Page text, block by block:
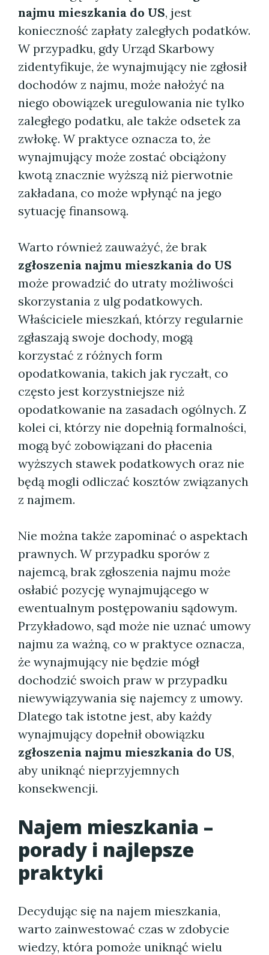
najmu mieszkania do US, jest
konieczność zapłaty zaległych podatków.
W przypadku, gdy Urząd Skarbowy
zidentyfikuje, że wynajmujący nie zgłosił
dochodów z najmu, może nałożyć na
niego obowiązek uregulowania nie tylko
zaległego podatku, ale także odsetek za
zwłokę. W praktyce oznacza to, że
wynajmujący może zostać obciążony
kwotą znacznie wyższą niż pierwotnie
zakładana, co może wpłynąć na jego
sytuację finansową.
Warto również zauważyć, że brak
zgłoszenia najmu mieszkania do US
może prowadzić do utraty możliwości
skorzystania z ulg podatkowych.
Właściciele mieszkań, którzy regularnie
zgłaszają swoje dochody, mogą
korzystać z różnych form
opodatkowania, takich jak ryczałt, co
często jest korzystniejsze niż
opodatkowanie na zasadach ogólnych. Z
kolei ci, którzy nie dopełnią formalności,
mogą być zobowiązani do płacenia
wyższych stawek podatkowych oraz nie
będą mogli odliczać kosztów związanych
z najmem.
Nie można także zapominać o aspektach
prawnych. W przypadku sporów z
najemcą, brak zgłoszenia najmu może
osłabić pozycję wynajmującego w
ewentualnym postępowaniu sądowym.
Przykładowo, sąd może nie uznać umowy
najmu za ważną, co w praktyce oznacza,
że wynajmujący nie będzie mógł
dochodzić swoich praw w przypadku
niewywiązywania się najemcy z umowy.
Dlatego tak istotne jest, aby każdy
wynajmujący dopełnił obowiązku
zgłoszenia najmu mieszkania do US,
aby uniknąć nieprzyjemnych
konsekwencji.
Najem mieszkania –
porady i najlepsze
praktyki
Decydując się na najem mieszkania,
warto zainwestować czas w zdobycie
wiedzy, która pomoże uniknąć wielu